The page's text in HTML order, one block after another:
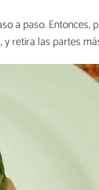
a paso. Entonces,
retira las partes